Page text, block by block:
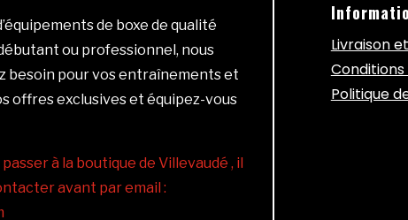
de boxe de qualité
ou professionnel, nous
besoin pour vos entraînements et
offres exclusives et équipez-vous
à la boutique de Villevaudé , il
avant par email :
Livraison
Politique